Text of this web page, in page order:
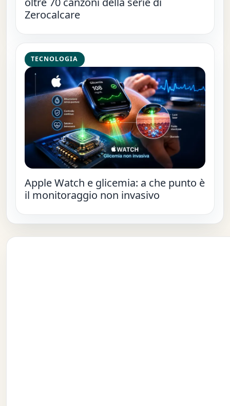
Zerocalcare
TECNOLOGIA
Apple Watch e glicemia: a che punto è
il monitoraggio non invasivo